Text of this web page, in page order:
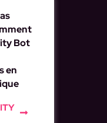
Bot
en